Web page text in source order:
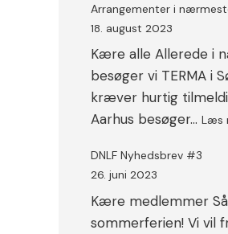
Arrangementer i
18. august 2023
Kære alle Allerede i
besøger vi TERMA i
kræver hurtig
Aarhus besøger… Læs
DNLF Nyhedsbrev #3
26. juni 2023
Kære medlemmer
sommerferien! Vi vil